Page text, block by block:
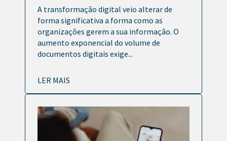
A transformação digital veio alterar de
forma significativa a forma como as
organizações gerem a sua informação. O
aumento exponencial do volume de
documentos digitais exige...
LER MAIS